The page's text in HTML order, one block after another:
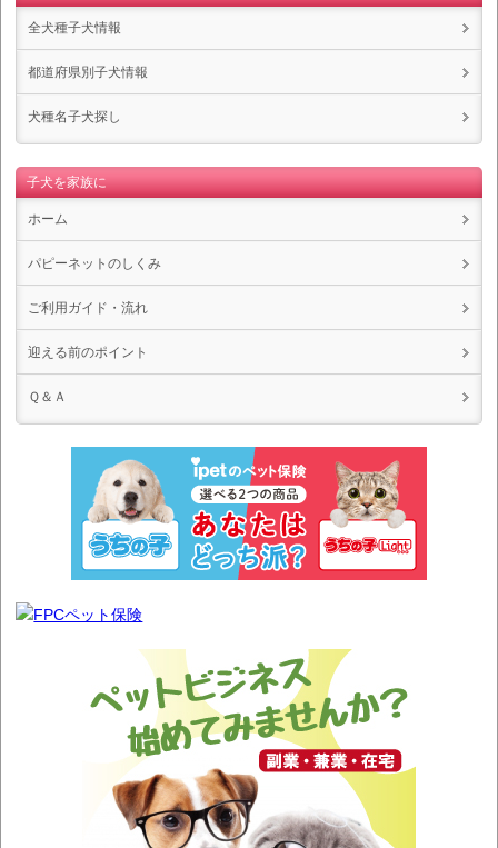
全犬種子犬情報
都道府県別子犬情報
犬種名子犬探し
子犬を家族に
ホーム
パピーネットのしくみ
ご利用ガイド・流れ
迎える前のポイント
Ｑ＆Ａ